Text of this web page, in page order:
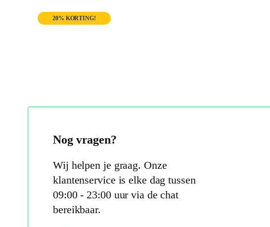
20% KORTING!
Nog vragen?
Wij helpen je graag. Onze
klantenservice is elke dag tussen
09:00 - 23:00 uur via de chat
bereikbaar.